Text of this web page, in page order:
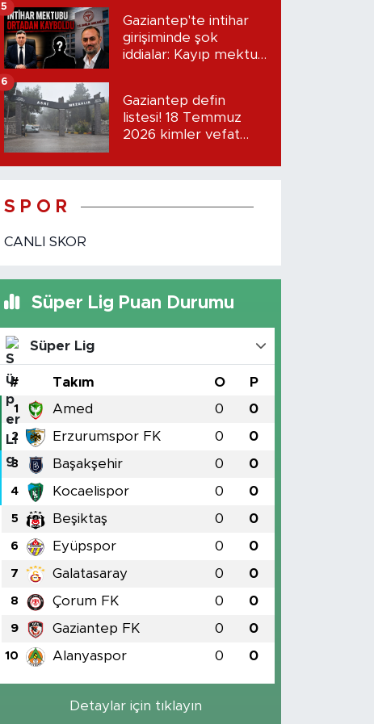
Gaziantep'te intihar
girişiminde şok
iddialar: Kayıp mektup
5
Gaziantep defin
listesi! 18 Temmuz
2026 kimler vefat
6
S P O R
CANLI SKOR
Süper Lig Puan Durumu
Süper Lig
# Takım O P
1 Amed 0 0
2 Erzurumspor FK 0 0
3 Başakşehir 0 0
4 Kocaelispor 0 0
5 Beşiktaş 0 0
6 Eyüpspor 0 0
7 Galatasaray 0 0
8 Çorum FK 0 0
9 Gaziantep FK 0 0
10 Alanyaspor 0 0
Detaylar için tıklayın